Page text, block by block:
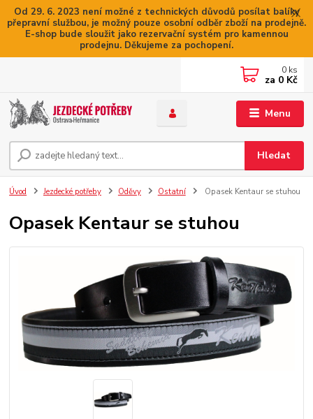
Od 29. 6. 2023 není možné z technických důvodů posílat balíky
přepravní službou, je možný pouze osobní odběr zboží na prodejně.
E-shop bude sloužit jako rezervační systém pro kamennou
prodejnu. Děkujeme za pochopení.
Menu
Hledat
0 ks
za 0 Kč
Úvod Jezdecké potřeby Oděvy Ostatní Opasek Kentaur se stuhou
Opasek Kentaur se stuhou